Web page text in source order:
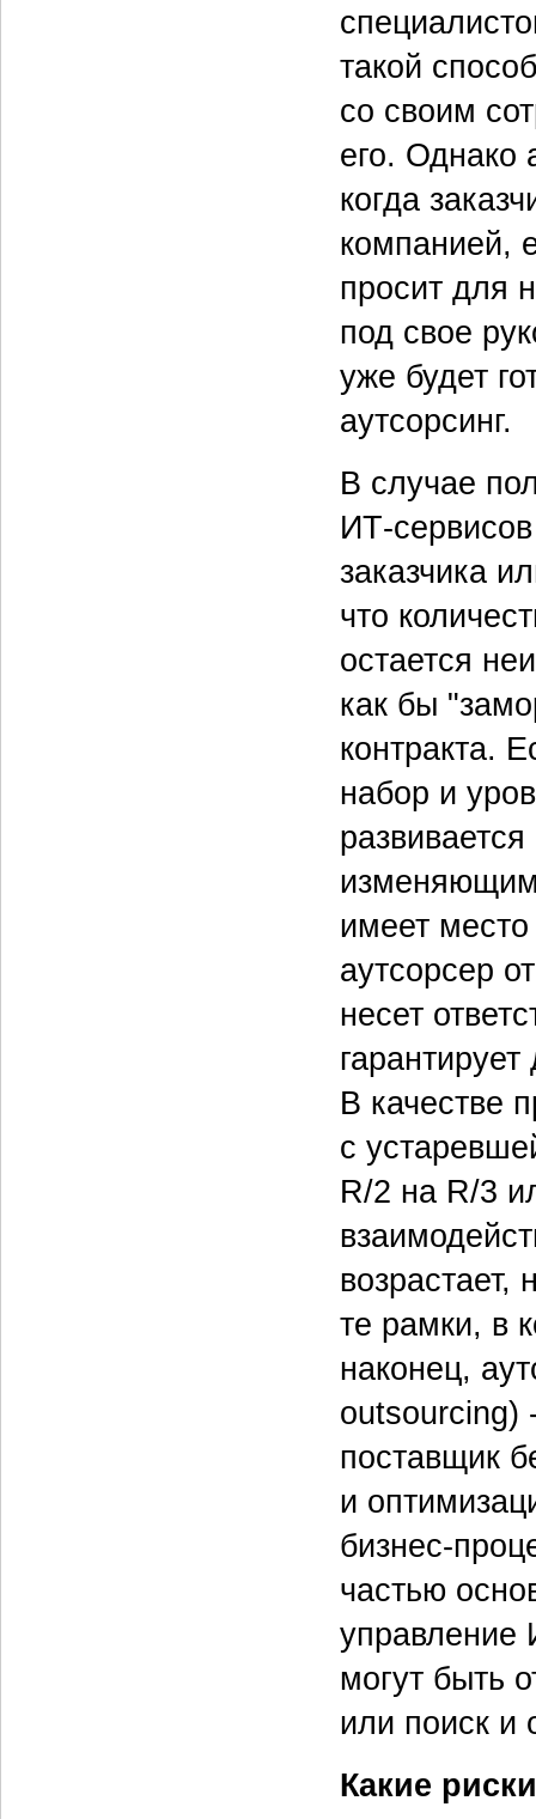
такой
со своим
его. Однако
когда
компанией,
просит для
под свое
уже будет
аутсорсинг.
В случае
ИТ-
заказчика
что
остается
как бы
контракта.
набор и
имеет
аутсорсер
несет
В качестве
с
R/2 на R/3
возрастает,
те рамки, в
наконец,
outsourcing)
поставщик
и
бизнес-
частью
управление
могут быть
или поиск и
Какие